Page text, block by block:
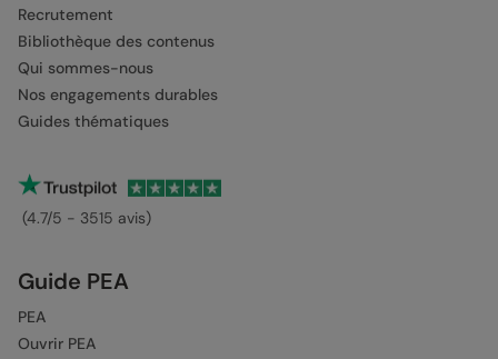
Recrutement
Bibliothèque des contenus
Qui sommes-nous
Nos engagements durables
Guides thématiques
(4.7/5 - 3515 avis)
Guide PEA
PEA
Ouvrir PEA